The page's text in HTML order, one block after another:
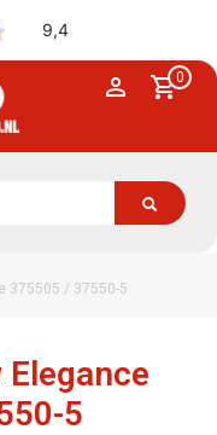
0
375505 / 37550-5
5